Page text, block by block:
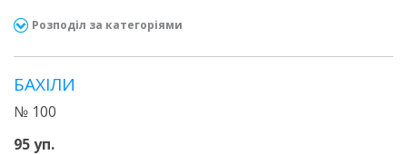
Розподіл за категоріями
БАХІЛИ
№ 100
95 уп.